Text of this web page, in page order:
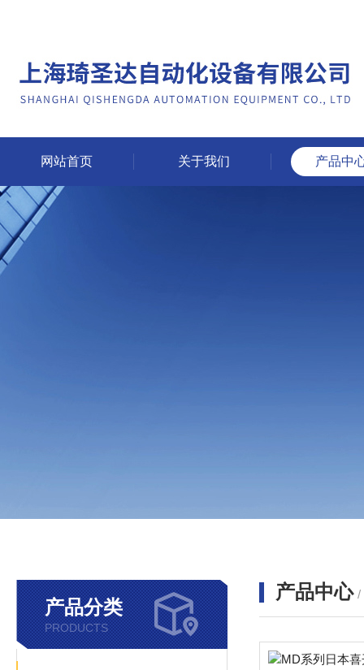
网站首页 关于我们 产品中
产品分类
PRODUCTS
产品中心 /